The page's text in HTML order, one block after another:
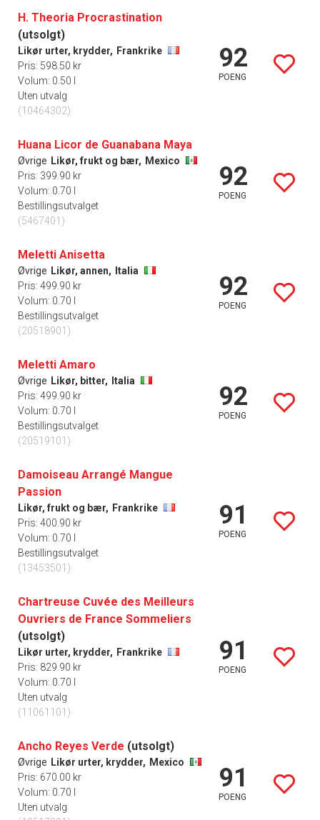
H. Theoria Procrastination
(utsolgt)
Likør urter, krydder, Frankrike
Pris: 598.50 kr
Volum: 0.50 l
Uten utvalg
(10464302)
92
POENG
Huana Licor de Guanabana Maya
Øvrige Likør, frukt og bær, Mexico
Pris: 399.90 kr
Volum: 0.70 l
Bestillingsutvalget
(5467401)
92
POENG
Meletti Anisetta
Øvrige Likør, annen,
Italia
Pris: 499.90 kr
Volum: 0.70 l
Bestillingsutvalget
(20518901)
92
POENG
Meletti Amaro
Øvrige Likør, bitter,
Italia
Pris: 499.90 kr
Volum: 0.70 l
Bestillingsutvalget
(20519101)
92
POENG
Damoiseau Arrangé Mangue
Passion
Likør, frukt og bær, Frankrike
Pris: 400.90 kr
Volum: 0.70 l
Bestillingsutvalget
(13453501)
91
POENG
Chartreuse Cuvée des Meilleurs
Ouvriers de France Sommeliers
(utsolgt)
Likør urter, krydder, Frankrike
Pris: 829.90 kr
Volum: 0.70 l
Uten utvalg
(11061101)
91
POENG
Ancho Reyes Verde (utsolgt)
Øvrige Likør urter, krydder, Mexico
Pris: 670.00 kr
Volum: 0.70 l
Uten utvalg
91
POENG